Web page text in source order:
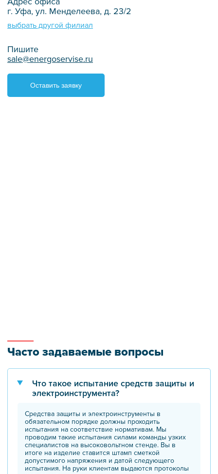
г. Уфа, ул. Менделеева, д. 23/2
выбрать другой филиал
Пишите
sale@energoservise.ru
Оставить заявку
Часто задаваемые вопросы
Что такое испытание средств защиты и
электроинструмента?
Средства защиты и электроинструменты в
обязательном порядке должны проходить
испытания на соответствие нормативам. Мы
проводим такие испытания силами команды узких
специалистов на высоковольтном стенде. Вы в
итоге на изделие ставится штамп сметкой
допустимого напряжения и датой следующего
испытания. На руки клиентам выдаются протоколы